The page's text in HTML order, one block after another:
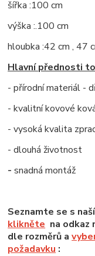
šířka :100 cm
výška :.100 cm
hloubka :42 cm , 47
Hlavní přednosti
- přírodní materiál -
- kvalitní kovové
- vysoká kvalita
- dlouhá životnost
-snadná montáž
Seznamte se s
klikněte na odkaz
dle rozměrů a
požadavku :